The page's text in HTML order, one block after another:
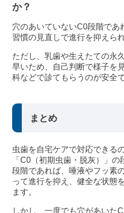
か？
穴のあいていないC0段階であ
習慣の見直しで進行を抑えら
ただし、乳歯や生えたての永
早いため、自己判断で様子を
科などで診てもらうのが安全で
まとめ
虫歯を自宅ケアで対応できる
「C0（初期虫歯・脱灰）」
段階であれば、唾液やフッ素
って進行を抑え、健全な状態
ます。
しかし、一度でも穴があいた